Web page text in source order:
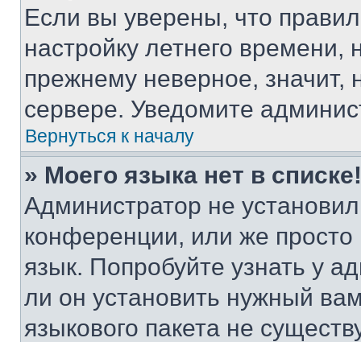
Если вы уверены, что
настройку летнего
прежнему неверное, значит,
сервере. Уведомите
Вернуться к началу
» Моего языка нет в списке!
Администратор не
конференции, или же
язык. Попробуйте узнать у
ли он установить нужный
языкового пакета не